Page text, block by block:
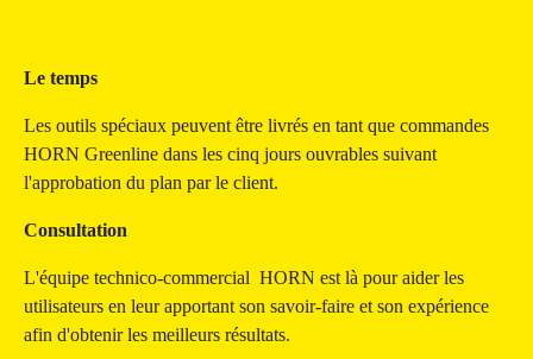
Le temps
Les outils spéciaux peuvent être livrés en tant que commandes
HORN Greenline dans les cinq jours ouvrables suivant
l'approbation du plan par le client.
Consultation
L'équipe technico-commercial HORN est là pour aider les
utilisateurs en leur apportant son savoir-faire et son expérience
afin d'obtenir les meilleurs résultats.